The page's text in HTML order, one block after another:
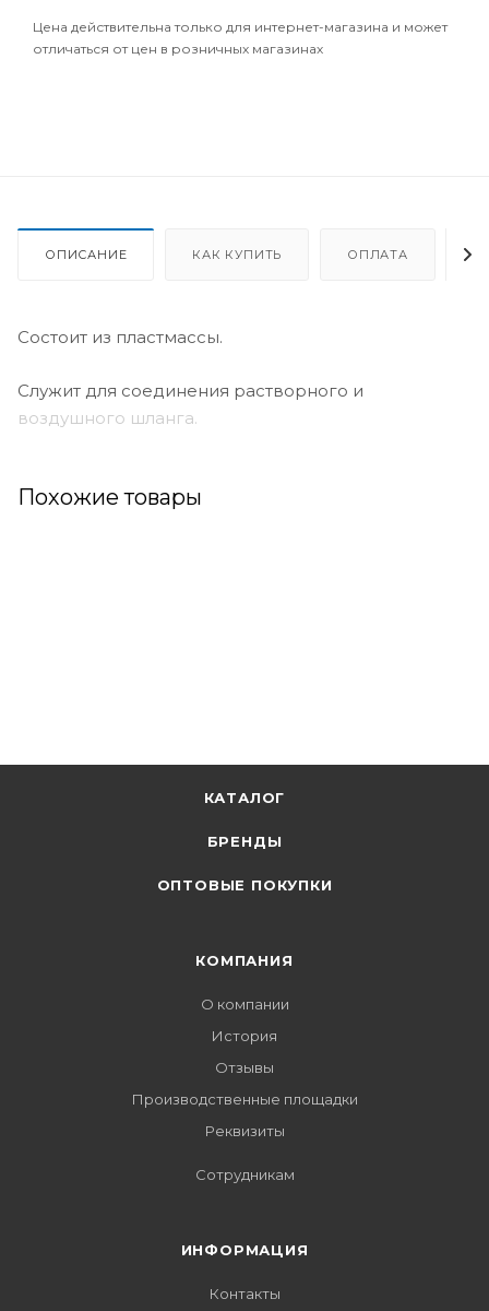
Цена действительна только для интернет-магазина и может
отличаться от цен в розничных магазинах
ОПИСАНИЕ КАК КУПИТЬ ОПЛАТА
Состоит из пластмассы.
Служит для соединения растворного и
воздушного шланга.
Похожие товары
КАТАЛОГ
БРЕНДЫ
ОПТОВЫЕ ПОКУПКИ
КОМПАНИЯ
О компании
История
Отзывы
Производственные площадки
Реквизиты
Сотрудникам
ИНФОРМАЦИЯ
Контакты